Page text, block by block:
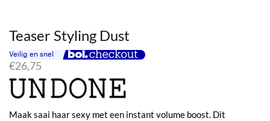
Teaser Styling Dust
€26,75
Maak saai haar sexy met een instant volume boost. Dit